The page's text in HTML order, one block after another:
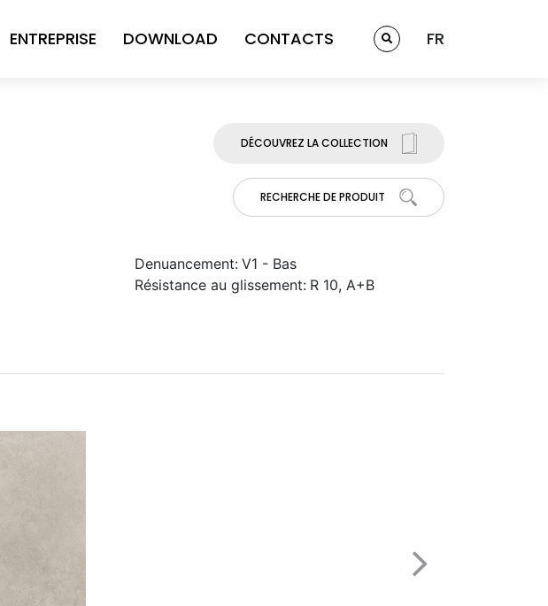
ENTREPRISE DOWNLOAD CONTACTS FR
DÉCOUVREZ LA COLLECTION
RECHERCHE DE PRODUIT
Denuancement: V1 - Bas
Résistance au glissement: R 10, A+B